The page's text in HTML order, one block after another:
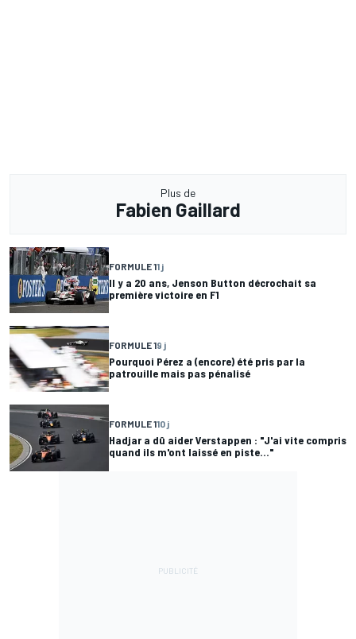
Plus de
Fabien Gaillard
FORMULE 11 j
Il y a 20 ans, Jenson Button décrochait sa
première victoire en F1
FORMULE 19 j
Pourquoi Pérez a (encore) été pris par la
patrouille mais pas pénalisé
FORMULE 110 j
Hadjar a dû aider Verstappen : "J'ai vite compris
quand ils m'ont laissé en piste..."